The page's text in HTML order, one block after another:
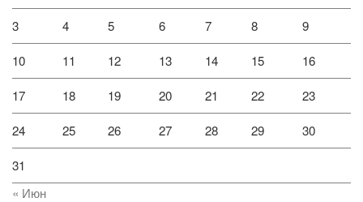
3 4 5 6 7 8 9
10 11 12 13 14 15 16
17 18 19 20 21 22 23
24 25 26 27 28 29 30
31
« Июн